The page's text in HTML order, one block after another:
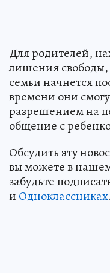
Для родителей,
лишения свободы,
семьи начнется
времени они
разрешением на
общение с
Обсудить эту
вы можете в
забудьте
и Одноклассниках.